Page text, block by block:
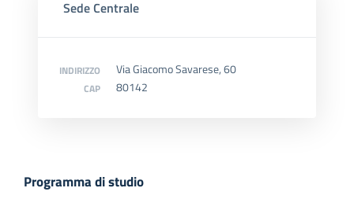
Sede Centrale
INDIRIZZO Via Giacomo Savarese, 60
CAP 80142
Programma di studio